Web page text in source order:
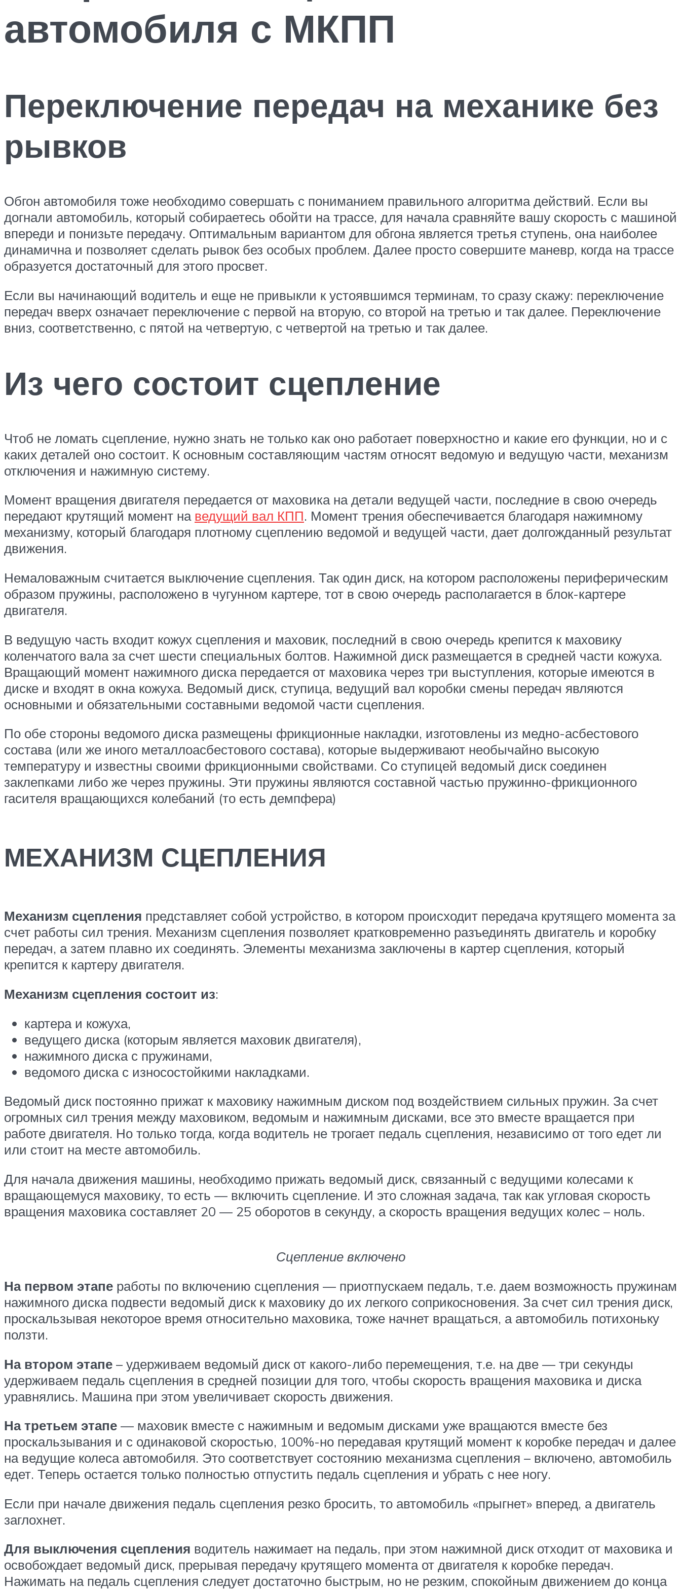
автомобиля с МКПП
Переключение передач на механике без
рывков
Обгон автомобиля тоже необходимо совершать с пониманием правильного алгоритма действий. Если вы
догнали автомобиль, который собираетесь обойти на трассе, для начала сравняйте вашу скорость с машиной
впереди и понизьте передачу. Оптимальным вариантом для обгона является третья ступень, она наиболее
динамична и позволяет сделать рывок без особых проблем. Далее просто совершите маневр, когда на трассе
образуется достаточный для этого просвет.
Если вы начинающий водитель и еще не привыкли к устоявшимся терминам, то сразу скажу: переключение
передач вверх означает переключение с первой на вторую, со второй на третью и так далее. Переключение
вниз, соответственно, с пятой на четвертую, с четвертой на третью и так далее.
Из чего состоит сцепление
Чтоб не ломать сцепление, нужно знать не только как оно работает поверхностно и какие его функции, но и с
каких деталей оно состоит. К основным составляющим частям относят ведомую и ведущую части, механизм
отключения и нажимную систему.
Момент вращения двигателя передается от маховика на детали ведущей части, последние в свою очередь
передают крутящий момент на ведущий вал КПП. Момент трения обеспечивается благодаря нажимному
механизму, который благодаря плотному сцеплению ведомой и ведущей части, дает долгожданный результат
движения.
Немаловажным считается выключение сцепления. Так один диск, на котором расположены периферическим
образом пружины, расположено в чугунном картере, тот в свою очередь располагается в блок-картере
двигателя.
В ведущую часть входит кожух сцепления и маховик, последний в свою очередь крепится к маховику
коленчатого вала за счет шести специальных болтов. Нажимной диск размещается в средней части кожуха.
Вращающий момент нажимного диска передается от маховика через три выступления, которые имеются в
диске и входят в окна кожуха. Ведомый диск, ступица, ведущий вал коробки смены передач являются
основными и обязательными составными ведомой части сцепления.
По обе стороны ведомого диска размещены фрикционные накладки, изготовлены из медно-асбестового
состава (или же иного металлоасбестового состава), которые выдерживают необычайно высокую
температуру и известны своими фрикционными свойствами. Со ступицей ведомый диск соединен
заклепками либо же через пружины. Эти пружины являются составной частью пружинно-фрикционного
гасителя вращающихся колебаний (то есть демпфера)
МЕХАНИЗМ СЦЕПЛЕНИЯ
Механизм сцепления представляет собой устройство, в котором происходит передача крутящего момента за
счет работы сил трения. Механизм сцепления позволяет кратковременно разъединять двигатель и коробку
передач, а затем плавно их соединять. Элементы механизма заключены в картер сцепления, который
крепится к картеру двигателя.
Механизм сцепления состоит из:
картера и кожуха,
ведущего диска (которым является маховик двигателя),
нажимного диска с пружинами,
ведомого диска с износостойкими накладками.
Ведомый диск постоянно прижат к маховику нажимным диском под воздействием сильных пружин. За счет
огромных сил трения между маховиком, ведомым и нажимным дисками, все это вместе вращается при
работе двигателя. Но только тогда, когда водитель не трогает педаль сцепления, независимо от того едет ли
или стоит на месте автомобиль.
Для начала движения машины, необходимо прижать ведомый диск, связанный с ведущими колесами к
вращающемуся маховику, то есть — включить сцепление. И это сложная задача, так как угловая скорость
вращения маховика составляет 20 — 25 оборотов в секунду, а скорость вращения ведущих колес – ноль.
Сцепление включено
На первом этапе работы по включению сцепления — приотпускаем педаль, т.е. даем возможность пружинам
нажимного диска подвести ведомый диск к маховику до их легкого соприкосновения. За счет сил трения диск,
проскальзывая некоторое время относительно маховика, тоже начнет вращаться, а автомобиль потихоньку
ползти.
На втором этапе – удерживаем ведомый диск от какого-либо перемещения, т.е. на две — три секунды
удерживаем педаль сцепления в средней позиции для того, чтобы скорость вращения маховика и диска
уравнялись. Машина при этом увеличивает скорость движения.
На третьем этапе — маховик вместе с нажимным и ведомым дисками уже вращаются вместе без
проскальзывания и с одинаковой скоростью, 100%-но передавая крутящий момент к коробке передач и далее
на ведущие колеса автомобиля. Это соответствует состоянию механизма сцепления – включено, автомобиль
едет. Теперь остается только полностью отпустить педаль сцепления и убрать с нее ногу.
Если при начале движения педаль сцепления резко бросить, то автомобиль «прыгнет» вперед, а двигатель
заглохнет.
Для выключения сцепления водитель нажимает на педаль, при этом нажимной диск отходит от маховика и
освобождает ведомый диск, прерывая передачу крутящего момента от двигателя к коробке передач.
Нажимать на педаль сцепления следует достаточно быстрым, но не резким, спокойным движением до конца